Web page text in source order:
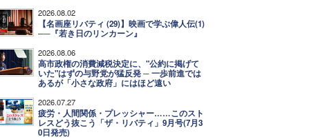
2026.08.02
【名画座リバティ (29)】映画で学ぶ偉人伝(1)
──『若き日のリンカーン』
2026.08.06
高市政権の消費減税決定に、"公約に掲げて
いた"はずの与野党が猛反発 ─ 一歩前進では
あるが「小さな政府」にはほど遠い
2026.07.27
疲労・人間関係・プレッシャー……このスト
レスどう抜こう「ザ・リバティ」9月号(7月3
0日発売)